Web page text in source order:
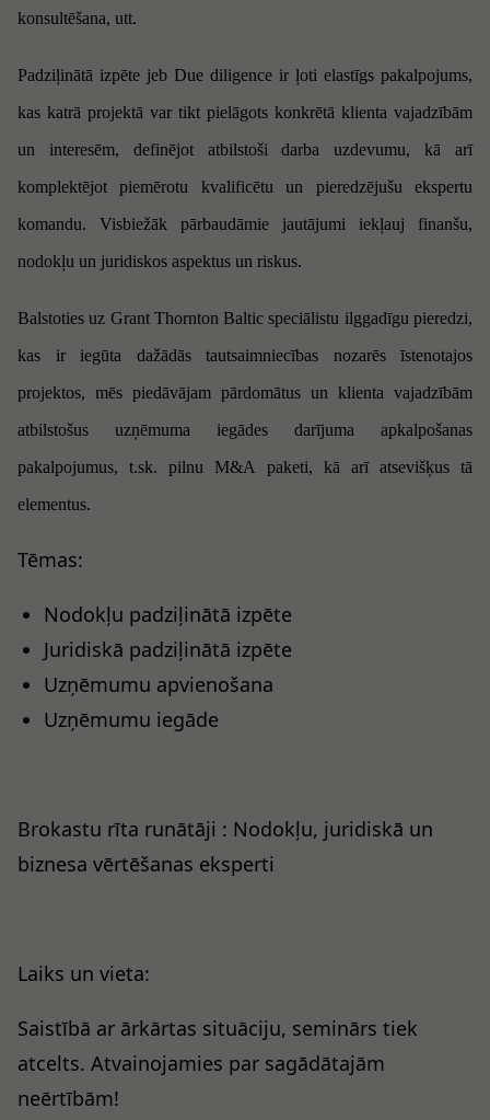
konsultēšana, utt.
Padziļinātā izpēte jeb Due diligence ir ļoti elastīgs pakalpojums,
kas katrā projektā var tikt pielāgots konkrētā klienta vajadzībām
un interesēm, definējot atbilstoši darba uzdevumu, kā arī
komplektējot piemērotu kvalificētu un pieredzējušu ekspertu
komandu. Visbiežāk pārbaudāmie jautājumi iekļauj finanšu,
nodokļu un juridiskos aspektus un riskus.
Balstoties uz Grant Thornton Baltic speciālistu ilggadīgu pieredzi,
kas ir iegūta dažādās tautsaimniecības nozarēs īstenotajos
projektos, mēs piedāvājam pārdomātus un klienta vajadzībām
atbilstošus uzņēmuma iegādes darījuma apkalpošanas
pakalpojumus, t.sk. pilnu M&A paketi, kā arī atsevišķus tā
elementus.
Tēmas:
Nodokļu padziļinātā izpēte
​Juridiskā padziļinātā izpēte
​Uzņēmumu apvienošana
​Uzņēmumu iegāde
Brokastu rīta runātāji : Nodokļu, juridiskā un
biznesa vērtēšanas eksperti
Laiks un vieta:
Saistībā ar ārkārtas situāciju, seminārs tiek
atcelts. Atvainojamies par sagādātajām
neērtībām!